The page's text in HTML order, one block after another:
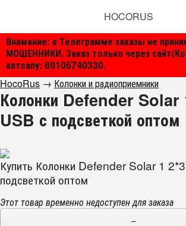
Внимание: в Телеграмме заказы не
МОШЕННИКИ. Заказ только через
ватсапу: 89106740330.
HOCORUS
HocoRus → Колонки и радиоприемники
Колонки Defender Solar
USB с подсветкой оптом
Купить Колонки Defender Solar 1
подсветкой оптом
Этот товар временно недоступен для заказа
−